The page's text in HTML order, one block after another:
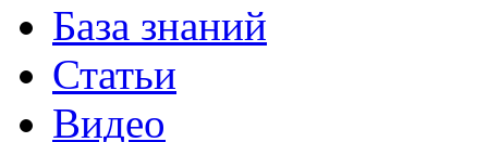
База знаний
Статьи
Видео